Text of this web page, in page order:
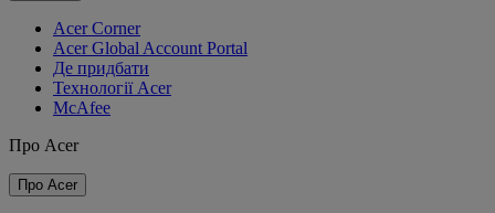
Acer Corner
Acer Global Account Portal
Де придбати
Технології Acer
McAfee
Про Acer
Про Acer